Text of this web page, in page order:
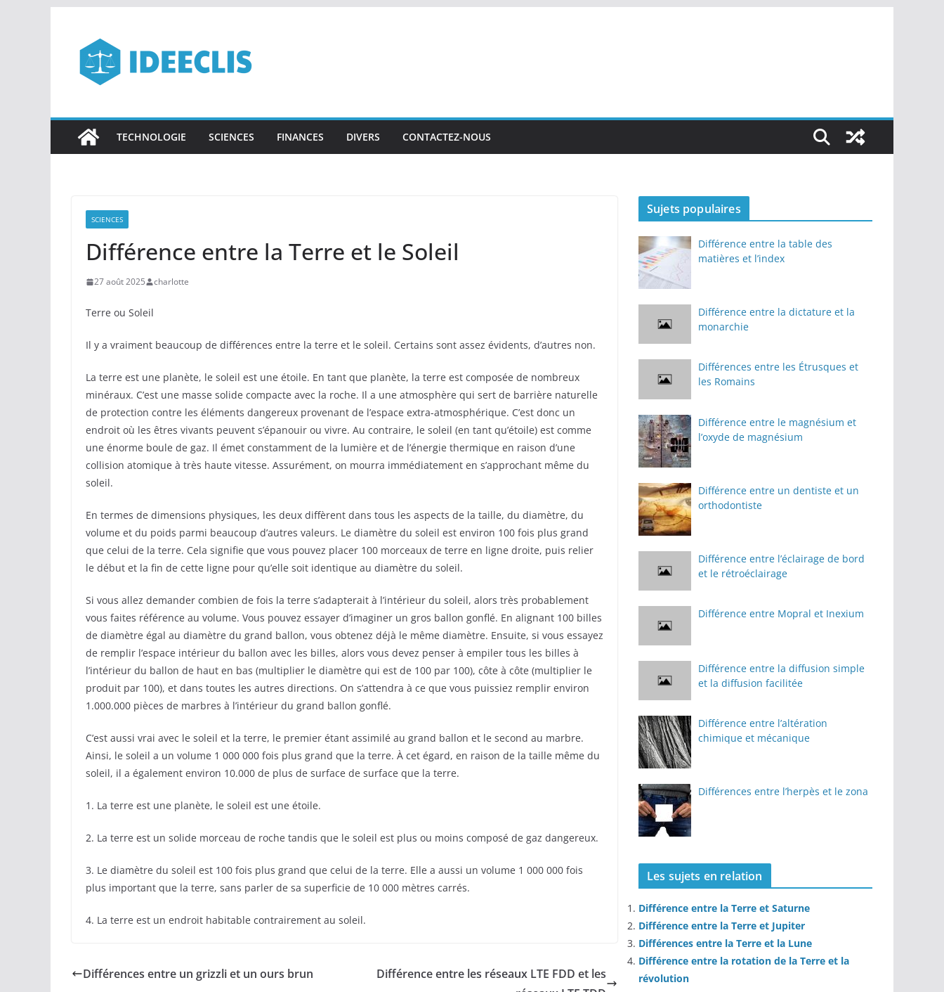
contenu
TECHNOLOGIE SCIENCES FINANCES DIVERS CONTACTEZ-NOUS
SCIENCES
Différence entre la Terre et le Soleil
27 août 2025 charlotte
Terre ou Soleil
Il y a vraiment beaucoup de différences entre la terre et le soleil. Certains sont assez évidents, d’autres non.
La terre est une planète, le soleil est une étoile. En tant que planète, la terre est composée de nombreux
minéraux. C’est une masse solide compacte avec la roche. Il a une atmosphère qui sert de barrière naturelle
de protection contre les éléments dangereux provenant de l’espace extra-atmosphérique. C’est donc un
endroit où les êtres vivants peuvent s’épanouir ou vivre. Au contraire, le soleil (en tant qu’étoile) est comme
une énorme boule de gaz. Il émet constamment de la lumière et de l’énergie thermique en raison d’une
collision atomique à très haute vitesse. Assurément, on mourra immédiatement en s’approchant même du
soleil.
En termes de dimensions physiques, les deux diffèrent dans tous les aspects de la taille, du diamètre, du
volume et du poids parmi beaucoup d’autres valeurs. Le diamètre du soleil est environ 100 fois plus grand
que celui de la terre. Cela signifie que vous pouvez placer 100 morceaux de terre en ligne droite, puis relier
le début et la fin de cette ligne pour qu’elle soit identique au diamètre du soleil.
Si vous allez demander combien de fois la terre s’adapterait à l’intérieur du soleil, alors très probablement
vous faites référence au volume. Vous pouvez essayer d’imaginer un gros ballon gonflé. En alignant 100 billes
de diamètre égal au diamètre du grand ballon, vous obtenez déjà le même diamètre. Ensuite, si vous essayez
de remplir l’espace intérieur du ballon avec les billes, alors vous devez penser à empiler tous les billes à
l’intérieur du ballon de haut en bas (multiplier le diamètre qui est de 100 par 100), côte à côte (multiplier le
produit par 100), et dans toutes les autres directions. On s’attendra à ce que vous puissiez remplir environ
1.000.000 pièces de marbres à l’intérieur du grand ballon gonflé.
C’est aussi vrai avec le soleil et la terre, le premier étant assimilé au grand ballon et le second au marbre.
Ainsi, le soleil a un volume 1 000 000 fois plus grand que la terre. À cet égard, en raison de la taille même du
soleil, il a également environ 10.000 de plus de surface de surface que la terre.
1. La terre est une planète, le soleil est une étoile.
2. La terre est un solide morceau de roche tandis que le soleil est plus ou moins composé de gaz dangereux.
3. Le diamètre du soleil est 100 fois plus grand que celui de la terre. Elle a aussi un volume 1 000 000 fois
plus important que la terre, sans parler de sa superficie de 10 000 mètres carrés.
4. La terre est un endroit habitable contrairement au soleil.
Différences entre un grizzli et un ours brun
Différence entre les réseaux LTE FDD et les
Sujets populaires
Différence entre la table des
matières et l’index
Différence entre la dictature et la
monarchie
Différences entre les Étrusques et
les Romains
Différence entre le magnésium et
l’oxyde de magnésium
Différence entre un dentiste et un
orthodontiste
Différence entre l’éclairage de bord
et le rétroéclairage
Différence entre Mopral et Inexium
Différence entre la diffusion simple
et la diffusion facilitée
Différence entre l’altération
chimique et mécanique
Différences entre l’herpès et le zona
Les sujets en relation
Différence entre la Terre et Saturne
Différence entre la Terre et Jupiter
Différences entre la Terre et la Lune
Différence entre la rotation de la Terre et la
révolution